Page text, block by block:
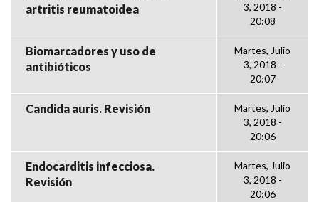
artritis reumatoidea
3, 2018 -
20:08
Biomarcadores y uso de
antibióticos
Martes, Julio
3, 2018 -
20:07
Candida auris. Revisión
Martes, Julio
3, 2018 -
20:06
Endocarditis infecciosa.
Revisión
Martes, Julio
3, 2018 -
20:06